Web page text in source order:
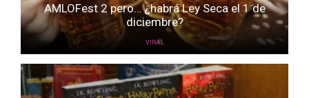
AMLOFest 2 pero… ¿habrá Ley Seca el 1 de
diciembre?
VIRAL